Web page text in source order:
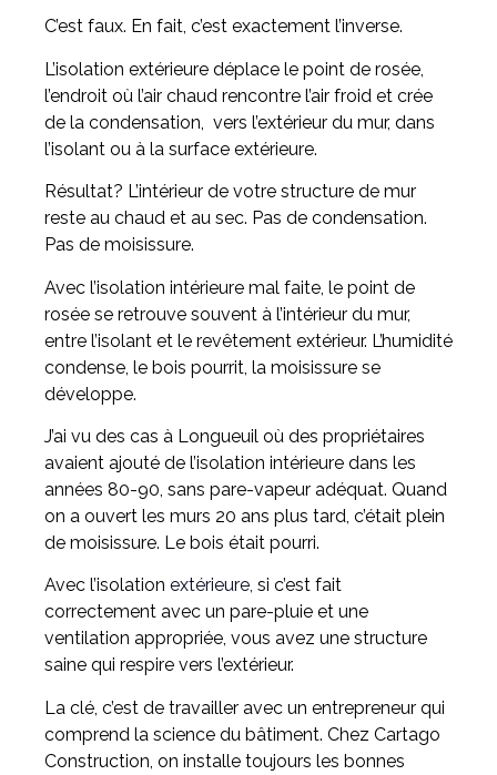
C’est faux. En fait, c’est exactement l’inverse.
L’isolation extérieure déplace le point de rosée,
l’endroit où l’air chaud rencontre l’air froid et crée
de la condensation, vers l’extérieur du mur, dans
l’isolant ou à la surface extérieure.
Résultat? L’intérieur de votre structure de mur
reste au chaud et au sec. Pas de condensation.
Pas de moisissure.
Avec l’isolation intérieure mal faite, le point de
rosée se retrouve souvent à l’intérieur du mur,
entre l’isolant et le revêtement extérieur. L’humidité
condense, le bois pourrit, la moisissure se
développe.
J’ai vu des cas à Longueuil où des propriétaires
avaient ajouté de l’isolation intérieure dans les
années 80-90, sans pare-vapeur adéquat. Quand
on a ouvert les murs 20 ans plus tard, c’était plein
de moisissure. Le bois était pourri.
Avec l’isolation extérieure, si c’est fait
correctement avec un pare-pluie et une
ventilation appropriée, vous avez une structure
saine qui respire vers l’extérieur.
La clé, c’est de travailler avec un entrepreneur qui
comprend la science du bâtiment. Chez Cartago
Construction, on installe toujours les bonnes